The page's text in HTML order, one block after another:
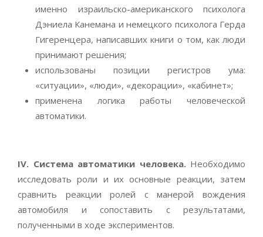
именно израильско-американского психолога
Дэниела Канемана и немецкого психолога Герда
Гигеренцера, написавших книги о том, как люди
принимают решения;
использованы позиции регистров ума:
«ситуации», «люди», «декорации», «кабинет»;
применена логика работы человеческой
автоматики.
IV. Система автоматики человека.Необходимо
исследовать роли и их основные реакции, затем
сравнить реакции ролей с манерой вождения
автомобиля и сопоставить с результатами,
полученными в ходе экспериментов.